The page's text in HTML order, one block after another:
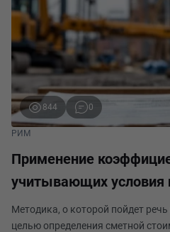
844 0
РИМ
Применение
учитывающих условия
Методика 421/пр.
Методика, о которой пойдет
целью определения сметной